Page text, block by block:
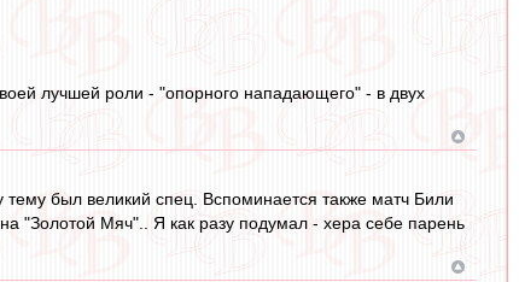
лучшей роли - "опорного нападающего" - в двух
был великий спец. Вспоминается также матч Били
"Золотой Мяч".. Я как разу подумал - хера себе парень